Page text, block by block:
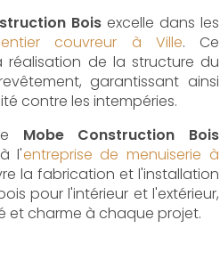
Bois excelle dans les
couvreur à Ville. Ce
réalisation de la structure du
garantissant ainsi
contre les intempéries.
Mobe Construction Bois
l'entreprise de menuiserie à
la fabrication et l'installation
pour l'intérieur et l'extérieur,
charme à chaque projet.